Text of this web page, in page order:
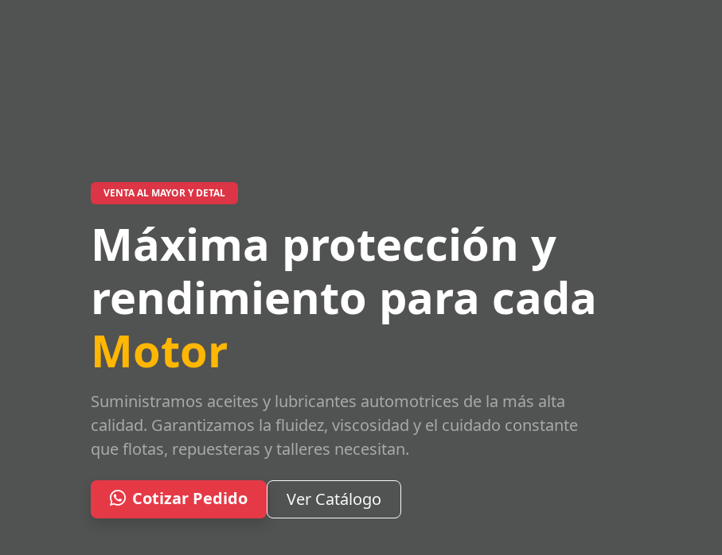
VENTA AL MAYOR Y DETAL
Máxima protección y
rendimiento para cada
Motor
Suministramos aceites y lubricantes automotrices de la más alta
calidad. Garantizamos la fluidez, viscosidad y el cuidado constante
que flotas, repuesteras y talleres necesitan.
Cotizar Pedido Ver Catálogo